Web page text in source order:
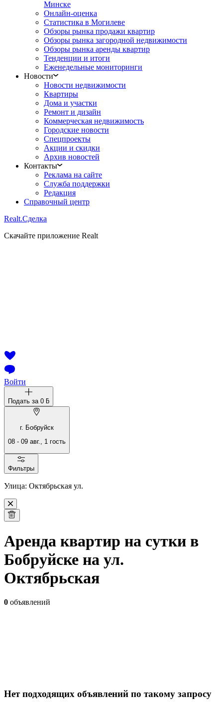
Минске
Онлайн-оценка
Статистика в Могилеве
Обзоры рынка продажи квартир
Обзоры рынка загородной недвижимости
Обзоры рынка аренды квартир
Тенденции и итоги
Еженедельные мониторинги
Новости
Новости недвижимости
Квартиры
Дома и участки
Ремонт и дизайн
Коммерческая недвижимость
Городские новости
Спецпроекты
Акции и скидки
Архив новостей
Контакты
Реклама на сайте
Служба поддержки
Редакция
Справочный центр
Realt.Сделка
Скачайте приложение Realt
Войти
Подать за 0 ƃ
г. Бобруйск
08 - 09 авг., 1 гость
Фильтры
Улица: Октябрьская ул.
Аренда квартир на сутки в
Бобруйске на ул.
Октябрьская
0 объявлений
Нет подходящих объявлений по такому запросу